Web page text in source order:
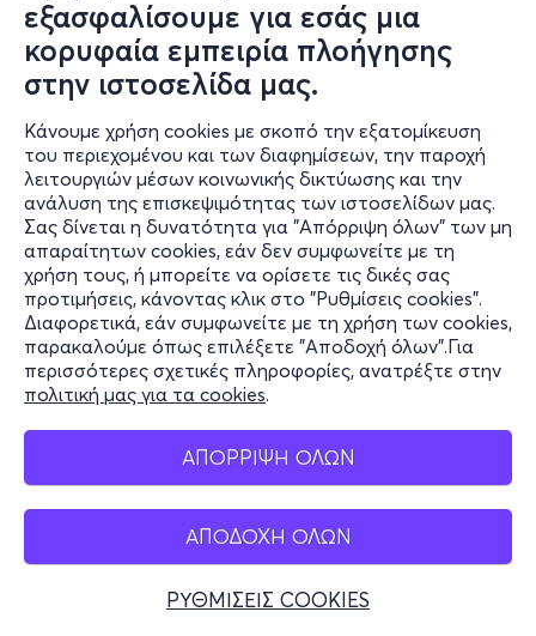
εξασφαλίσουμε για εσάς μια
κορυφαία εμπειρία πλοήγησης
στην ιστοσελίδα μας.
Κάνουμε χρήση cookies με σκοπό την εξατομίκευση
του περιεχομένου και των διαφημίσεων, την παροχή
λειτουργιών μέσων κοινωνικής δικτύωσης και την
ανάλυση της επισκεψιμότητας των ιστοσελίδων μας.
Σας δίνεται η δυνατότητα για "Απόρριψη όλων" των μη
απαραίτητων cookies, εάν δεν συμφωνείτε με τη
χρήση τους, ή μπορείτε να ορίσετε τις δικές σας
προτιμήσεις, κάνοντας κλικ στο "Ρυθμίσεις cookies".
Διαφορετικά, εάν συμφωνείτε με τη χρήση των cookies,
παρακαλούμε όπως επιλέξετε "Αποδοχή όλων".Για
περισσότερες σχετικές πληροφορίες, ανατρέξτε στην
πολιτική μας για τα cookies.
ΑΠΟΡΡΙΨΗ ΟΛΩΝ
ΑΠΟΔΟΧΗ ΟΛΩΝ
ΡΥΘΜΙΣΕΙΣ COOKIES